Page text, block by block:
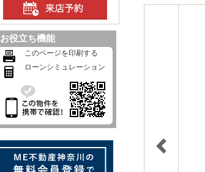
お役立ち機能
このページを印刷する
ローンシミュレーション